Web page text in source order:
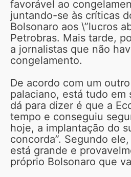
favorável ao
juntando-se às críticas
Bolsonaro aos \”lucros
Petrobras. Mais tarde,
a jornalistas que não
congelamento.
De acordo com um
palaciano, está tudo em
dá para dizer é que a
tempo e conseguiu
hoje, a implantação do
concorda”. Segundo
está grande e
próprio Bolsonaro que